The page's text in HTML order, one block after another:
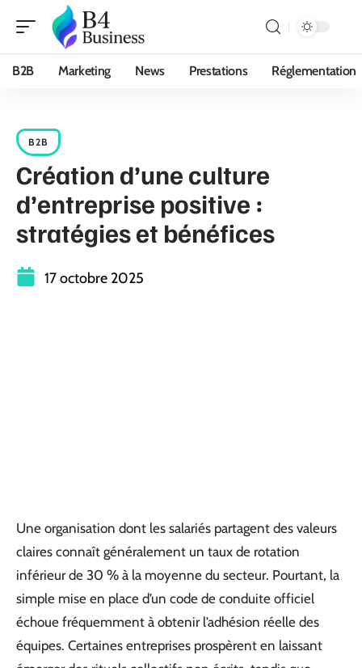
B2B Marketing News Prestations Réglementation
B2B
Création d’une culture
d’entreprise positive :
stratégies et bénéfices
17 octobre 2025
Une organisation dont les salariés partagent des valeurs
claires connaît généralement un taux de rotation
inférieur de 30 % à la moyenne du secteur. Pourtant, la
simple mise en place d’un code de conduite officiel
échoue fréquemment à obtenir l’adhésion réelle des
équipes. Certaines entreprises prospèrent en laissant